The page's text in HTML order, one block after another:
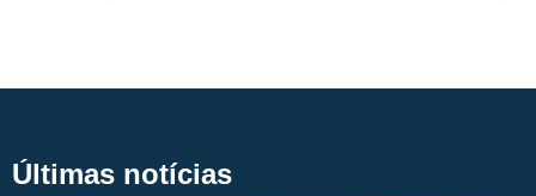
Últimas notícias